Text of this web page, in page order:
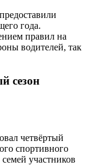
года.
правил на
водителей, так
сезон
четвёртый
спортивного
участников